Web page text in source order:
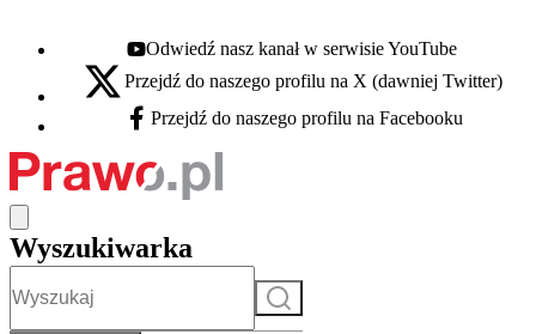
Youtube - otwiera się w nowej karcie
Odwiedź nasz kanał w serwisie YouTube
X - otwiera się w nowej karcie
Przejdź do naszego profilu na X (dawniej Twitter)
Facebook - otwiera się w nowej karcie
Przejdź do naszego profilu na Facebooku
Wyszukiwarka
Szukaj